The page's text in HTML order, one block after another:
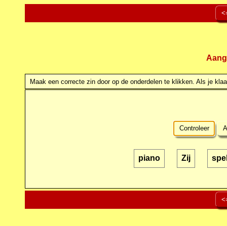
Maak een correcte zin door op de onderdelen te klikken. Als je
Controleer
piano Zij